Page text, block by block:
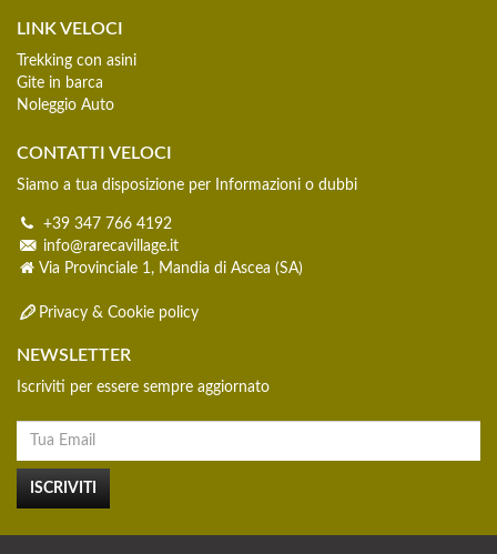
LINK VELOCI
Trekking con asini
Gite in barca
Noleggio Auto
CONTATTI VELOCI
Siamo a tua disposizione per Informazioni o dubbi
+39 347 766 4192
info@rarecavillage.it
Via Provinciale 1, Mandia di Ascea (SA)
Privacy & Cookie policy
NEWSLETTER
Iscriviti per essere sempre aggiornato
ISCRIVITI